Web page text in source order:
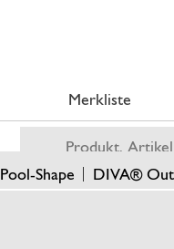
Merkliste
Pool-Shape DIVA®